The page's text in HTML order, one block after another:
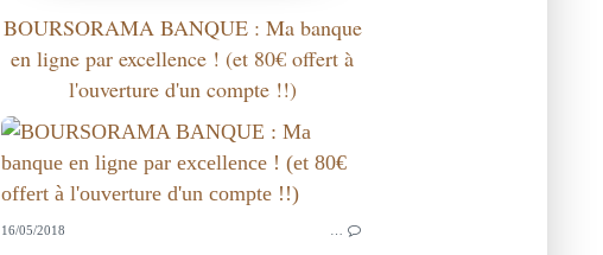
BOURSORAMA BANQUE : Ma banque
en ligne par excellence ! (et 80€ offert à
l'ouverture d'un compte !!)
16/05/2018
BANQUE